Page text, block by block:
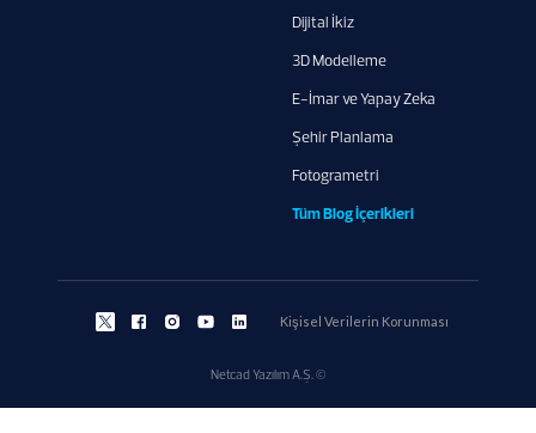
Dijital İkiz
3D Modelleme
E-İmar ve Yapay Zeka
Şehir Planlama
Fotogrametri
Tüm Blog İçerikleri
Kişisel Verilerin Korunması
Netcad Yazılım A.Ş. ©